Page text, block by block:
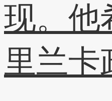
现。他
里兰